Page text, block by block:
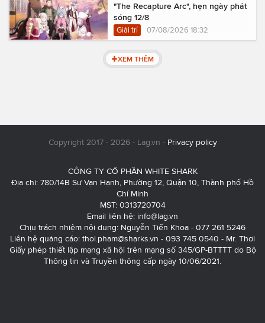
"The Recapture Arc", hẹn ngày phát
sóng 12/8
Giải trí 07/08/2026 18:32
XEM THÊM
Copyright 2017 - 2026 - Lag.vn - Privacy policy
CÔNG TY CỔ PHẦN WHITE SHARK
Địa chỉ: 780/14B Sư Vạn Hạnh, Phường 12, Quận 10, Thành phố Hồ
Chí Minh
MST: 0313720704
Email liên hệ: info@lag.vn
Chịu trách nhiệm nội dung: Nguyễn Tiến Khoa - 077 261 5246
Liên hệ quảng cáo: thoi.pham@sharks.vn - 093 745 0540 - Mr. Thơi
Giấy phép thiết lập mạng xã hội trên mạng số 345/GP-BTTTT do Bộ
Thông tin và Truyền thông cấp ngày 10/06/2021.